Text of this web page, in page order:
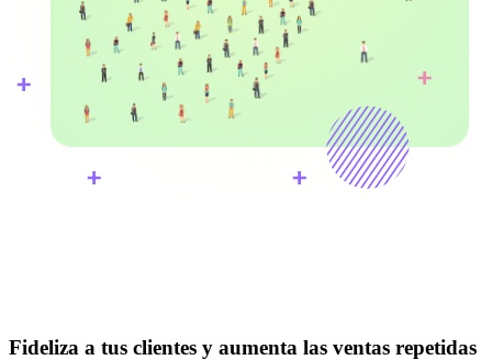
Fideliza a tus clientes y aumenta las ventas repetidas